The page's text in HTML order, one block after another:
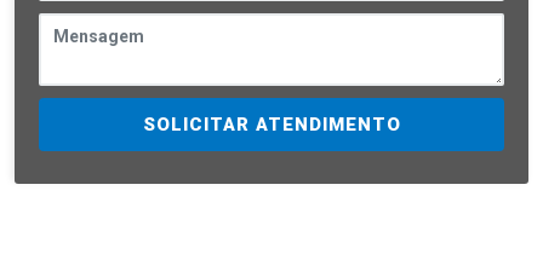
SOLICITAR ATENDIMENTO